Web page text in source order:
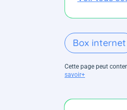
Box internet
Cette page peut
savoir+